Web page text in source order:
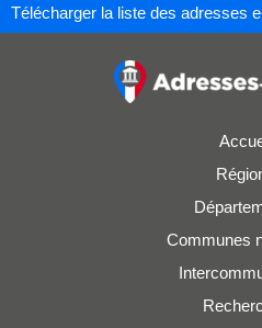
Télécharger la liste des adresses
Communes